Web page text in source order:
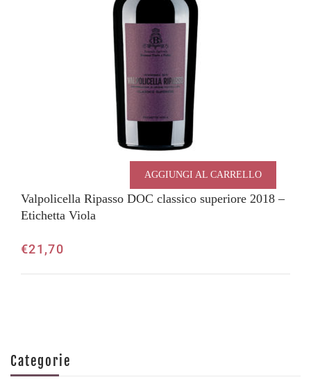
Categorie
Valpolicella Ripasso DOC classico superiore 2018 –
Etichetta Viola
€21,70
AGGIUNGI AL CARRELLO